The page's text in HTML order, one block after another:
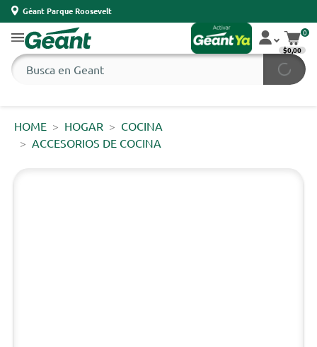
Géant Parque Roosevelt
0
$0,00
HOME HOGAR
COCINA
ACCESORIOS DE COCINA